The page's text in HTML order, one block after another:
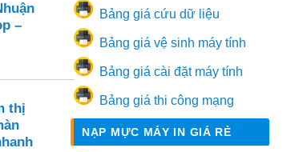
–
thị
Bảng giá cứu dữ liệu
Bảng giá vệ sinh máy tính
Bảng giá cài đặt máy tính
Bảng giá thi công mạng
NẠP MỰC MÁY IN GIÁ RẺ